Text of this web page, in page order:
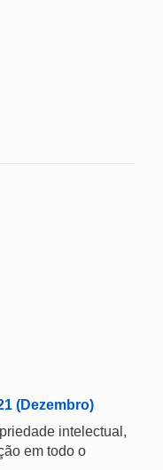
(Dezembro)
intelectual,
em todo o